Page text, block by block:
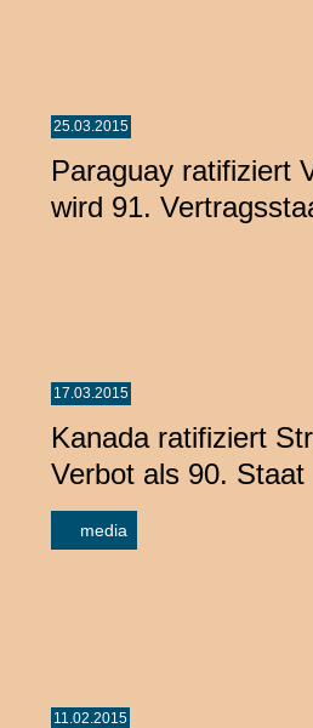
25.03.2015
Paraguay ratifiziert
wird 91.
17.03.2015
Kanada ratifiziert
Verbot als 90. Staat
media
11.02.2015